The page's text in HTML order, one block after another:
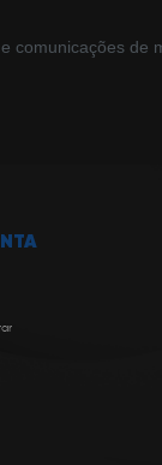
comunicações de